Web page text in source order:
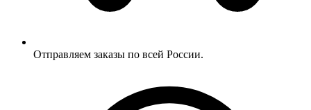
Отправляем заказы по всей России.